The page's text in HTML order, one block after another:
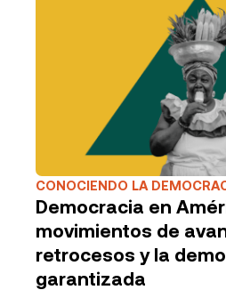
CONOCIENDO LA
Democracia en
movimientos de
retrocesos y la
garantizada